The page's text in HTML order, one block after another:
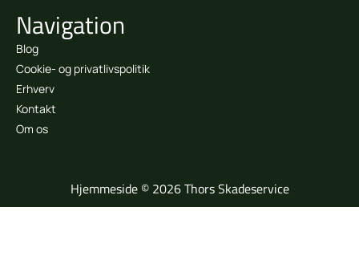
Navigation
Blog
Cookie- og privatlivspolitik
Erhverv
Kontakt
Om os
Hjemmeside © 2026 Thors Skadeservice